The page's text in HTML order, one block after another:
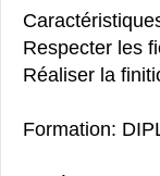
Respecter les
Réaliser la
Formation: